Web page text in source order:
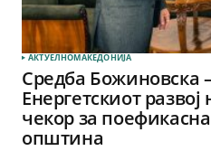
АКТУЕЛНОМАКЕДОНИЈА
Средба Божиновска
Eнергетскиот
чекор за
општина